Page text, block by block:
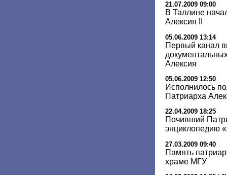
21.07.2009 09:00
В Таллине
Алексия II
05.06.2009 13:14
Первый канал
Алексия
05.06.2009 12:50
Исполнилось
Патриарха
22.04.2009 18:25
Почивший
энциклопедию
27.03.2009 09:40
Память
храме МГУ